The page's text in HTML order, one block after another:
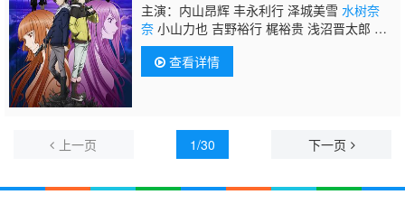
主演：内山昂辉 丰永利行 泽城美雪 水树奈
奈小山力也 吉野裕行 梶裕贵 浅沼晋太郎 野
岛裕史 诹访部顺一 花泽香菜
查看详情
上一页 1/30 下一页